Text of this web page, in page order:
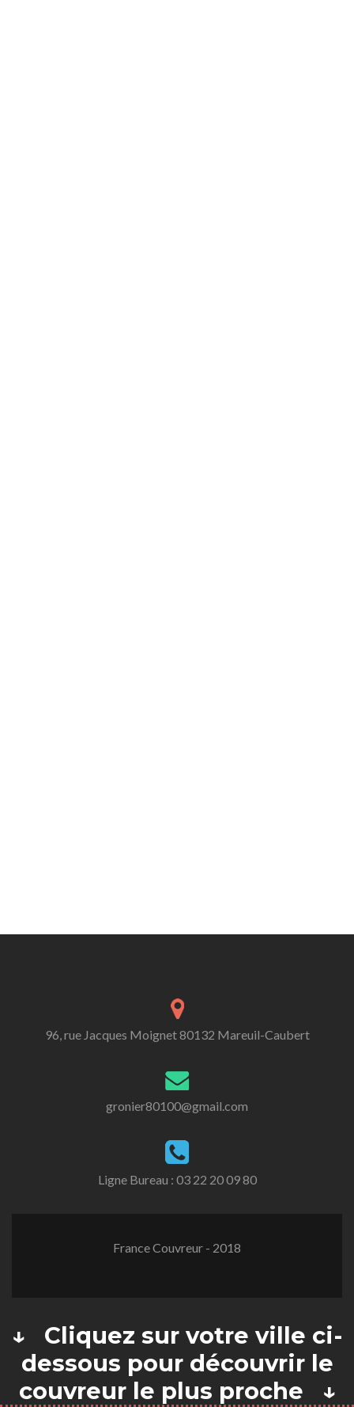
96, rue Jacques Moignet 80132 Mareuil-Caubert
gronier80100@gmail.com
Ligne Bureau : 03 22 20 09 80
France Couvreur - 2018
↓ Cliquez sur votre ville ci-
dessous pour découvrir le
couvreur le plus proche ↓